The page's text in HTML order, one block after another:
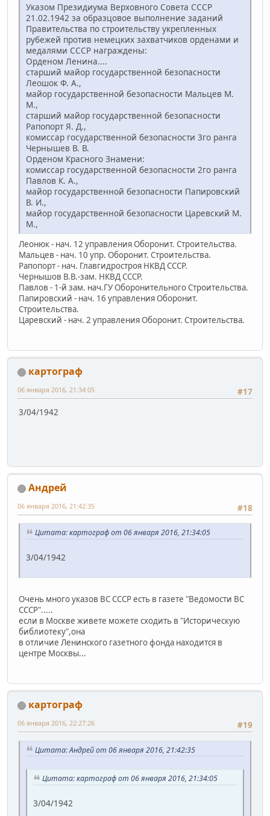
Указом Президиума Верховного Совета СССР
21.02.1942 за образцовое выполнение заданий
Правительства по строительству укрепленных
рубежей против немецких захватчиков орденами и
медалями СССР награждены:
Орденом Ленина....
старший майор государственной безопас­ности
Леошок Ф. А.,
майор государственной безопасности Мальцев М.
М.,
старший майор государственной безопасности
Рапо­порт Я. Д.,
комиссар государственной безопасности 3­го ранга
Чернышев В. В.
Орденом Красного Знамени:
комиссар государствен­ной безопасности 2­го ранга
Павлов К. А.,
майор государственной безопасности Папировский
В. И.,
майор государственной безопас­ности Царевский М.
М.,
Леонюк - нач. 12 управления Оборонит. Строительства.
Мальцев - нач. 10 упр. Оборонит. Строительства.
Рапопорт - нач. Главгидростроя НКВД СССР.
Чернышов В.В.-зам. НКВД СССР.
Павлов - 1-й зам. нач.ГУ Оборонительного Строительства.
Папировский - нач. 16 управления Оборонит.
Строительства.
Царевский - нач. 2 управления Оборонит. Строительства.
картограф
#17
06 января 2016, 21:34:05
3/04/1942
Андрей
#18
06 января 2016, 21:42:35
Цитата: картограф от 06 января 2016, 21:34:05
3/04/1942
Очень много указов ВС СССР есть в газете "Ведомости ВС
СССР".....
если в Москве живете можете сходить в "Историческую
библиотеку",она
в отличие Ленинского газетного фонда находится в
центре Москвы...
картограф
#19
06 января 2016, 22:27:26
Цитата: Андрей от 06 января 2016, 21:42:35
Цитата: картограф от 06 января 2016, 21:34:05
3/04/1942